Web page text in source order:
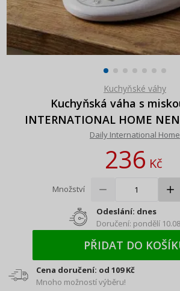
Kuchyňské váhy
Kuchyňská váha s
INTERNATIONAL HOME
Daily International Home
236Kč
Množství
Odeslání: dnes
Doručení: pondělí 10.08
PŘIDAT DO
Cena doručení: od 109 Kč
Mnoho možností výběru!